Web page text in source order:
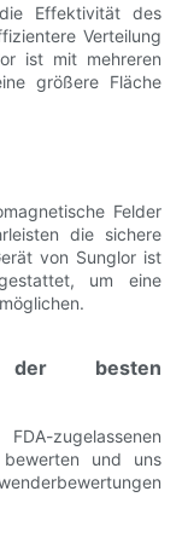
Effektivität des
Verteilung
ist mit mehreren
größere Fläche
Felder
die sichere
von Sunglor ist
um eine
der besten
zugelassenen
und uns